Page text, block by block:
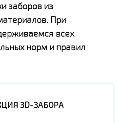
заборов из
При
всех
норм и правил
3D-ЗАБОРА